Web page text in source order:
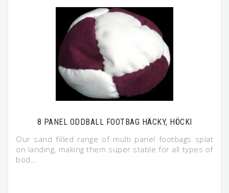
8 PANEL ODDBALL FOOTBAG HÄCKY, HÖCKI
Our sand filled range of multi panel footbags splat
on landing, making them super stable for all types of
bod…